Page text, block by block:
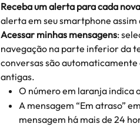
Receba um alerta para cada
alerta em seu smartphone
Acessar minhas mensagens:
navegação na parte inferior da
conversas são automaticamente
antigas.
O número em laranja indica
A mensagem “Em atraso”
mensagem há mais de 24